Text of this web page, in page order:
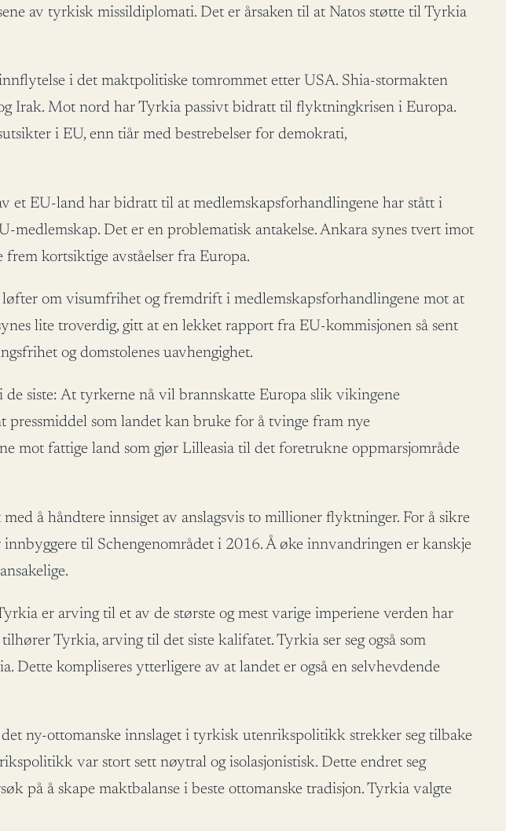
av tyrkisk missildiplomati. Det er årsaken til at Natos støtte til Tyrkia
i det maktpolitiske tomrommet etter USA. Shia-stormakten
Irak. Mot nord har Tyrkia passivt bidratt til flyktningkrisen i Europa.
i EU, enn tiår med bestrebelser for demokrati,
et EU-land har bidratt til at medlemskapsforhandlingene har stått i
medlemskap. Det er en problematisk antakelse. Ankara synes tvert imot
kortsiktige avståelser fra Europa.
om visumfrihet og fremdrift i medlemskapsforhandlingene mot at
lite troverdig, gitt at en lekket rapport fra EU-kommisjonen så sent
og domstolenes uavhengighet.
siste: At tyrkerne nå vil brannskatte Europa slik vikingene
pressmiddel som landet kan bruke for å tvinge fram nye
mot fattige land som gjør Lilleasia til det foretrukne oppmarsjområde
å håndtere innsiget av anslagsvis to millioner flyktninger. For å sikre
til Schengenområdet i 2016. Å øke innvandringen er kanskje
er arving til et av de største og mest varige imperiene verden har
Tyrkia, arving til det siste kalifatet. Tyrkia ser seg også som
kompliseres ytterligere av at landet er også en selvhevdende
ny-ottomanske innslaget i tyrkisk utenrikspolitikk strekker seg tilbake
var stort sett nøytral og isolasjonistisk. Dette endret seg
på å skape maktbalanse i beste ottomanske tradisjon. Tyrkia valgte